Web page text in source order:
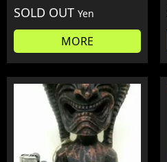
SOLD OUT Yen
MORE